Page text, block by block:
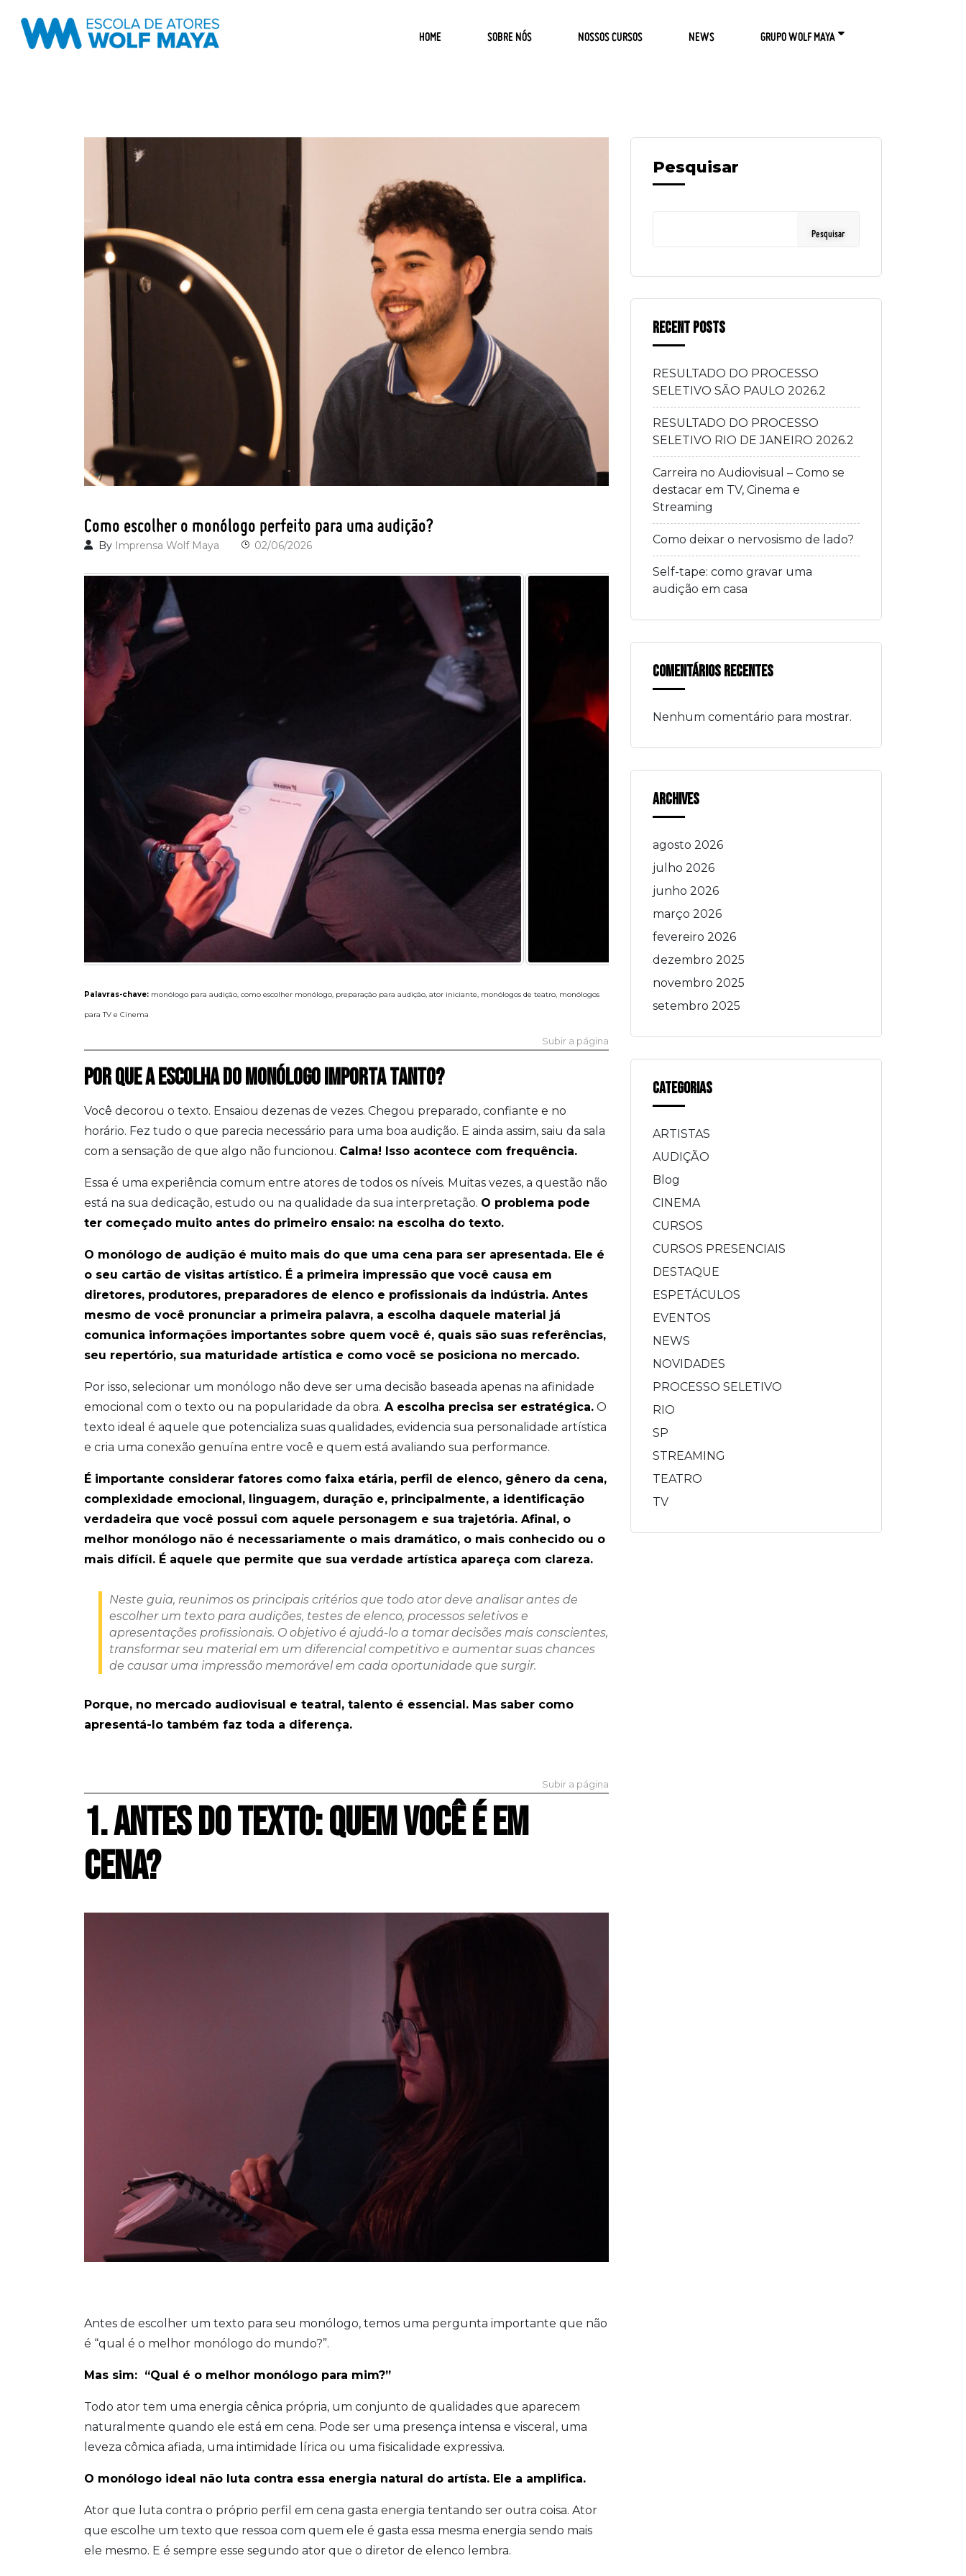
HOME SOBRE NÓS NOSSOS CURSOS NEWS GRUPO WOLF MAYA
Como escolher o monólogo perfeito para uma audição?
By Imprensa Wolf Maya 02/06/2026
Palavras-chave: monólogo para audição, como escolher monólogo, preparação para audição, ator iniciante, monólogos de teatro, monólogos
para TV e Cinema
Subir a página
POR QUE A ESCOLHA DO MONÓLOGO IMPORTA TANTO?
Você decorou o texto. Ensaiou dezenas de vezes. Chegou preparado, confiante e no
horário. Fez tudo o que parecia necessário para uma boa audição. E ainda assim, saiu da sala
com a sensação de que algo não funcionou. Calma! Isso acontece com frequência.
Essa é uma experiência comum entre atores de todos os níveis. Muitas vezes, a questão não
está na sua dedicação, estudo ou na qualidade da sua interpretação. O problema pode
ter começado muito antes do primeiro ensaio: na escolha do texto.
O monólogo de audição é muito mais do que uma cena para ser apresentada. Ele é
o seu cartão de visitas artístico. É a primeira impressão que você causa em
diretores, produtores, preparadores de elenco e profissionais da indústria. Antes
mesmo de você pronunciar a primeira palavra, a escolha daquele material já
comunica informações importantes sobre quem você é, quais são suas referências,
seu repertório, sua maturidade artística e como você se posiciona no mercado.
Por isso, selecionar um monólogo não deve ser uma decisão baseada apenas na afinidade
emocional com o texto ou na popularidade da obra. A escolha precisa ser estratégica. O
texto ideal é aquele que potencializa suas qualidades, evidencia sua personalidade artística
e cria uma conexão genuína entre você e quem está avaliando sua performance.
É importante considerar fatores como faixa etária, perfil de elenco, gênero da cena,
complexidade emocional, linguagem, duração e, principalmente, a identificação
verdadeira que você possui com aquele personagem e sua trajetória. Afinal, o
melhor monólogo não é necessariamente o mais dramático, o mais conhecido ou o
mais difícil. É aquele que permite que sua verdade artística apareça com clareza.
Neste guia, reunimos os principais critérios que todo ator deve analisar antes de
escolher um texto para audições, testes de elenco, processos seletivos e
apresentações profissionais. O objetivo é ajudá-lo a tomar decisões mais conscientes,
transformar seu material em um diferencial competitivo e aumentar suas chances
de causar uma impressão memorável em cada oportunidade que surgir.
Porque, no mercado audiovisual e teatral, talento é essencial. Mas saber como
apresentá-lo também faz toda a diferença.
Subir a página
1. ANTES DO TEXTO: QUEM VOCÊ É EM
CENA?
Antes de escolher um texto para seu monólogo, temos uma pergunta importante que não
é “qual é o melhor monólogo do mundo?”.
Mas sim: “Qual é o melhor monólogo para mim?”
Todo ator tem uma energia cênica própria, um conjunto de qualidades que aparecem
naturalmente quando ele está em cena. Pode ser uma presença intensa e visceral, uma
leveza cômica afiada, uma intimidade lírica ou uma fisicalidade expressiva.
O monólogo ideal não luta contra essa energia natural do artísta. Ele a amplifica.
Ator que luta contra o próprio perfil em cena gasta energia tentando ser outra coisa. Ator
que escolhe um texto que ressoa com quem ele é gasta essa mesma energia sendo mais
ele mesmo. E é sempre esse segundo ator que o diretor de elenco lembra.
Pesquisar
Pesquisar
Recent Posts
RESULTADO DO PROCESSO
SELETIVO SÃO PAULO 2026.2
RESULTADO DO PROCESSO
SELETIVO RIO DE JANEIRO 2026.2
Carreira no Audiovisual – Como se
destacar em TV, Cinema e
Streaming
Como deixar o nervosismo de lado?
Self-tape: como gravar uma
audição em casa
Comentários Recentes
Nenhum comentário para mostrar.
Archives
agosto 2026
julho 2026
junho 2026
março 2026
fevereiro 2026
dezembro 2025
novembro 2025
setembro 2025
Categorias
ARTISTAS
AUDIÇÃO
Blog
CINEMA
CURSOS
CURSOS PRESENCIAIS
DESTAQUE
ESPETÁCULOS
EVENTOS
NEWS
NOVIDADES
PROCESSO SELETIVO
RIO
SP
STREAMING
TEATRO
TV